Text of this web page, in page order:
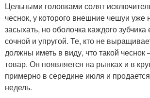
Цельными головками солят
чеснок, у которого внешние чешуи уже
засыхать, но оболочка каждого зубчика
сочной и упругой. Те, кто не
должны иметь в виду, что такой чеснок
товар. Он появляется на рынках и в
примерно в середине июля и
недель.